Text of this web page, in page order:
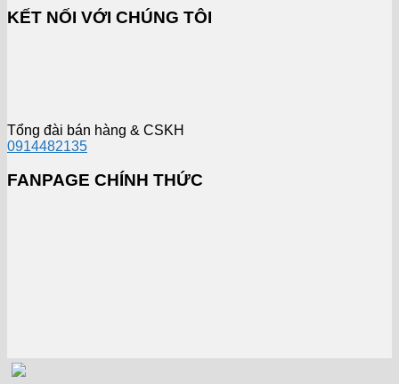
KẾT NỐI VỚI CHÚNG TÔI
Tổng đài bán hàng & CSKH
0914482135
FANPAGE CHÍNH THỨC